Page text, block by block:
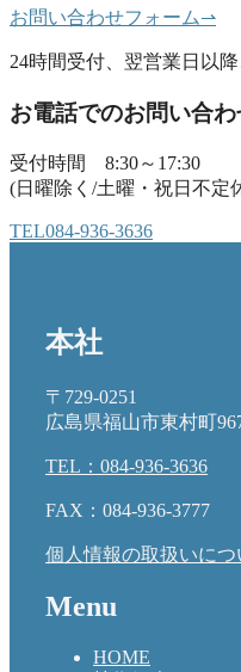
お問い合わせフォーム⇀
24時間受付、翌営業日以
お電話でのお問い合わ
受付時間 8:30～17:30
(日曜除く/土曜・祝日不定
TEL084-936-3636
本社
〒729-0251
広島県福山市東村町
TEL：084-936-3636
FAX：084-936-3777
個人情報の取扱いにつ
Menu
HOME